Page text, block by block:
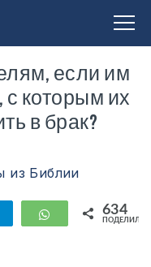
если им
с которым их
в брак?
из Библии
Telegram WhatsApp
634